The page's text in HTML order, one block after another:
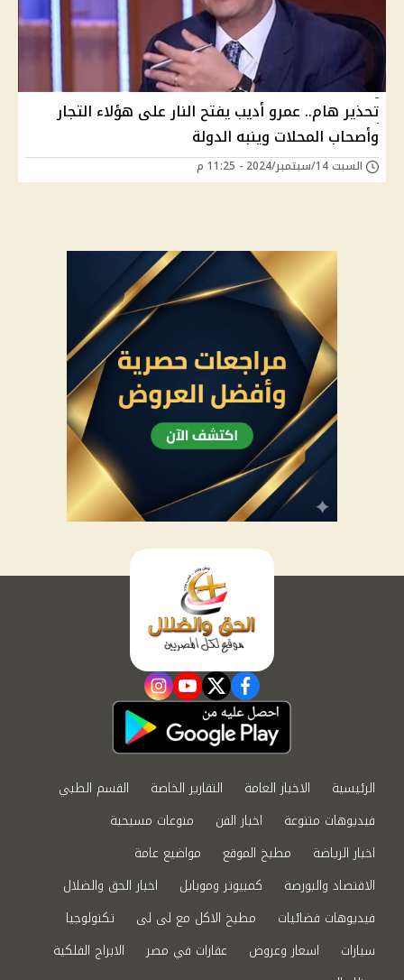
تحذير هام.. عمرو أديب يفتح النار على هؤلاء التجار
وأصحاب المحلات وينبه الدولة
السبت 14/سبتمبر/2024 - 11:25 م
facebook
twitter
youtube
instagram
الرئيسية الاخبار العامة التقارير الخاصة
القسم الطبي
فيديوهات متنوعة
اخبار الفن
منوعات مسيحية
اخبار الرياضة
مطبخ الموقع
مواضيع عامة
الاقتصاد والبورصة
كمبيوتر وموبايل
اخبار الحق والضلال
فيديوهات فضائيات
مطبخ الاكل مع لى لى
تكنولوجيا
سيارات
اسعار وعروض عقارات في مصر
الابراج الفلكية